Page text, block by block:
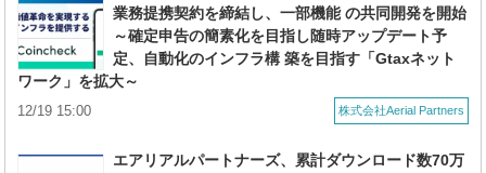
業務提携契約を締結し、一部機能 の共同開発を開始
～確定申告の簡素化を目指し随時アップデート予
定、自動化のインフラ構 築を目指す「Gtaxネット
ワーク」を拡大～
株式会社Aerial Partners
12/19 15:00
エアリアルパートナーズ、累計ダウンロード数70万